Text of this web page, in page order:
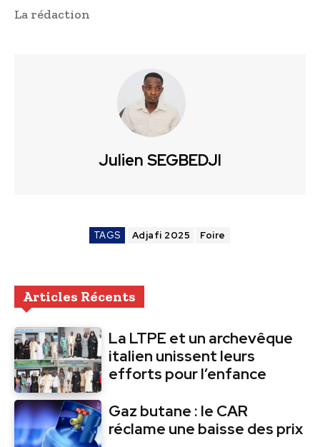
La rédaction
Julien SEGBEDJI
TAGS Adjafi 2025 Foire
Articles Récents
La LTPE et un archevêque
italien unissent leurs
efforts pour l’enfance
Gaz butane : le CAR
réclame une baisse des prix